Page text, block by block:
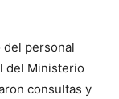
del personal
del Ministerio
consultas y